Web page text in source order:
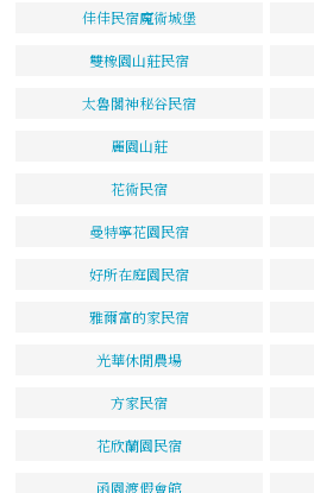
佳佳民宿魔術城堡
雙橡園山莊民宿
太魯閣神秘谷民宿
麗園山莊
花術民宿
曼特寧花園民宿
好所在庭園民宿
雅爾富的家民宿
光華休閒農場
方家民宿
花欣蘭園民宿
函園渡假會館